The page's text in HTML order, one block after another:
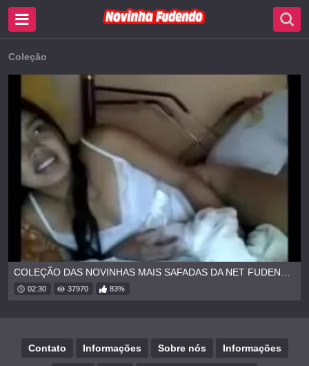
Coleção
COLEÇÃO DAS NOVINHAS MAIS SAFADAS DA NET FUDENDO BEM GOSTOSO
02:30 37970 83%
Contato Informações Sobre nós Informações